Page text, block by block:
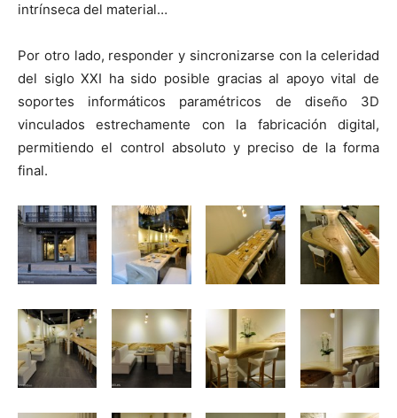
intrínseca del material…
Por otro lado, responder y sincronizarse con la celeridad
del siglo XXI ha sido posible gracias al apoyo vital de
soportes informáticos paramétricos de diseño 3D
vinculados estrechamente con la fabricación digital,
permitiendo el control absoluto y preciso de la forma
final.